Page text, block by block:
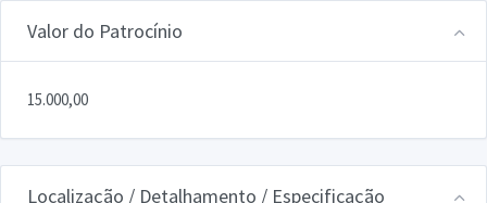
Valor do Patrocínio
15.000,00
Localização / Detalhamento / Especificação